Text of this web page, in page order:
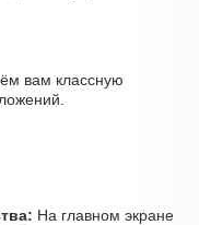
вам классную
На главном экране